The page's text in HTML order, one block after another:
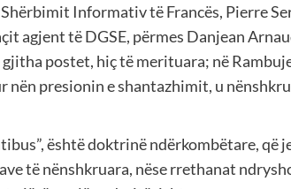
Informativ të Francës, Pierre
agjent të DGSE, përmes Danjean
postet, hiç të merituara; në
nën presionin e shantazhimit, u
është doktrinë ndërkombëtare,
të nënshkruara, nëse rrethanat